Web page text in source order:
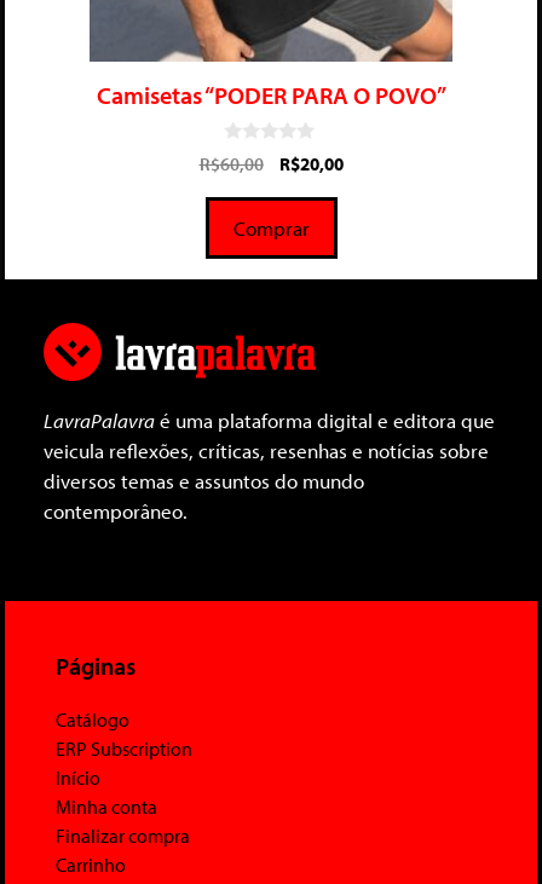
Camisetas “PODER PARA O POVO”
0
d
5
R$60,00 R$20,00
Comprar
LavraPalavraé uma plataforma digital e editora que
veicula reflexões, críticas, resenhas e notícias sobre
diversos temas e assuntos do mundo
contemporâneo.
Páginas
Catálogo
ERP Subscription
Início
Minha conta
Finalizar compra
Carrinho